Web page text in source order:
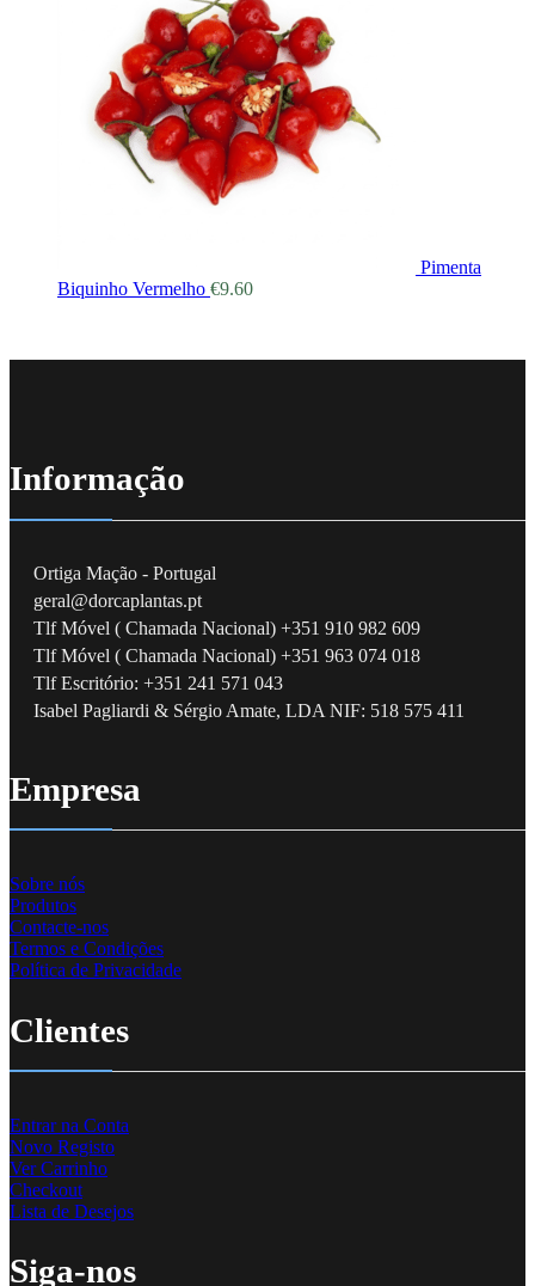
Pimenta
Biquinho Vermelho €9.60
Informação
Ortiga Mação - Portugal
geral@dorcaplantas.pt
Tlf Móvel ( Chamada Nacional) +351 910 982 609
Tlf Móvel ( Chamada Nacional) +351 963 074 018
Tlf Escritório: +351 241 571 043
Isabel Pagliardi & Sérgio Amate, LDA NIF: 518 575 411
Empresa
Sobre nós
Produtos
Contacte-nos
Termos e Condições
Política de Privacidade
Clientes
Entrar na Conta
Novo Registo
Ver Carrinho
Checkout
Lista de Desejos
Siga-nos